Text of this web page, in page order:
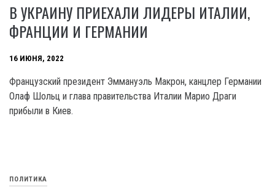
В УКРАИНУ ПРИЕХАЛИ ЛИДЕРЫ ИТАЛИИ,
ФРАНЦИИ И ГЕРМАНИИ
16 ИЮНЯ, 2022
Французский президент Эммануэль Макрон, канцлер Германии
Олаф Шольц и глава правительства Италии Марио Драги
прибыли в Киев.
ПОЛИТИКА